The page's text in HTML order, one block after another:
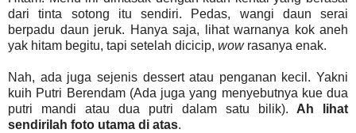
dari tinta sotong itu sendiri. Pedas, wangi daun serai
berpadu daun jeruk. Hanya saja, lihat warnanya kok aneh
yak hitam begitu, tapi setelah dicicip, wowrasanya enak.
Nah, ada juga sejenis dessert atau penganan kecil. Yakni
kuih Putri Berendam (Ada juga yang menyebutnya kue dua
putri mandi atau dua putri dalam satu bilik). Ah lihat
sendirilah foto utama di atas.